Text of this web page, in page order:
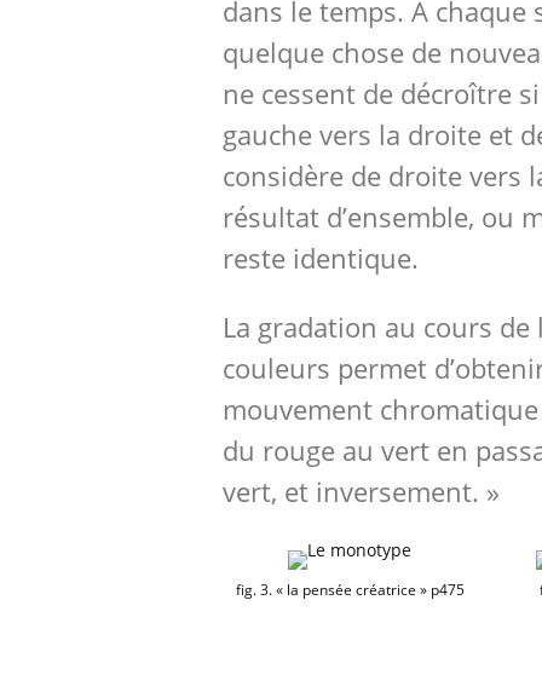
dans le temps. A
quelque chose de
ne cessent de décroître
gauche vers la droite et
considère de droite vers
résultat d’ensemble, ou
reste identique.
La gradation au cours de
couleurs permet
mouvement
du rouge au vert en
vert, et inversement. »
fig. 3. « la pensée créatrice » p475